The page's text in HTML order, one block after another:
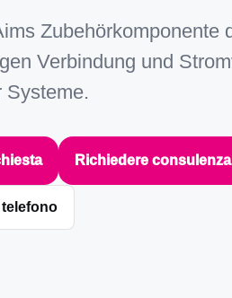
Zubehörkomponente
Verbindung und
Systeme.
Richiedere consulenza